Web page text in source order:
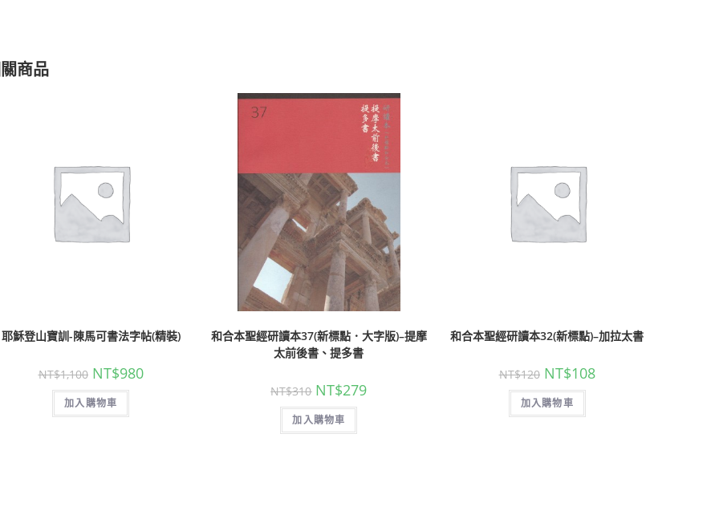
商品
耶穌登山寶訓-陳馬可書法字帖(精裝)
NT$1,100 NT$980
加入購物車
和合本聖經研讀本37(新標點．大字版)–提摩
太前後書、提多書
NT$310 NT$279
加入購物車
和合本聖經研讀本32(新標點)–加拉太書
NT$120 NT$108
加入購物車